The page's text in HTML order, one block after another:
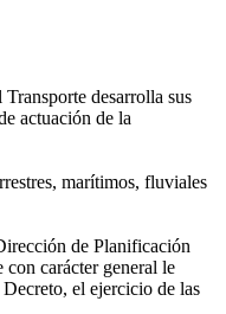
desarrolla sus
actuación de la
marítimos, fluviales
de Planificación
con carácter general le
Decreto, el ejercicio de las